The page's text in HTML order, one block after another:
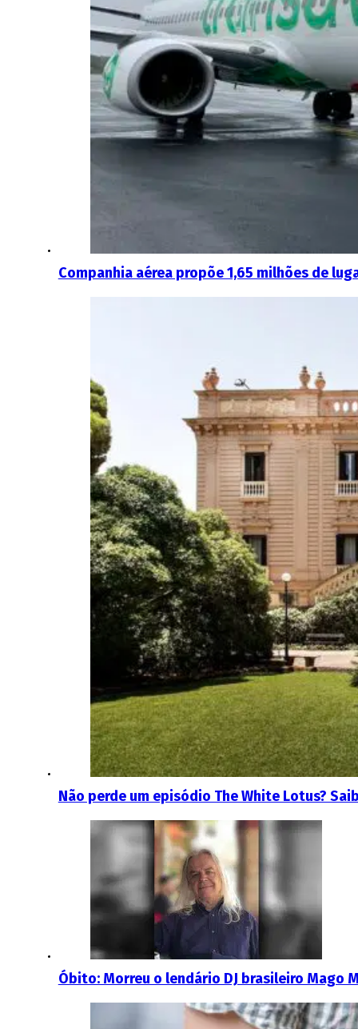
Companhia aérea propõe 1,65 milhões de
Não perde um episódio The White Lotus?
Óbito: Morreu o lendário DJ brasileiro Mago